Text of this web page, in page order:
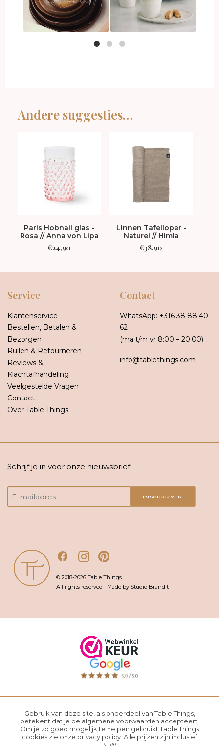
Andere suggesties…
Paris Hobnail glas -
Rosa // Anna von Lipa
€24,90
Linnen Tafelloper -
Naturel // Himla
€38,90
Service
Klantenservice
Bestellen, Betalen &
Bezorgen
Ruilen & Retourneren
Reviews &
Klachtafhandeling
Veelgestelde Vragen
Contact
Over Table Things
Contact
WhatsApp: +316 38 88 40
62
(ma t/m vr 8:00 – 20:00)
info@tablethings.com
Schrijf je in voor onze nieuwsbrief
INSCHRIJVEN
© 2018-2026 Table Things.
All rights reserved | Made by Studio Brandit
Gebruik van deze site, als onderdeel van Table Things,
betekent dat je de algemene voorwaarden accepteert.
Om je zo goed mogelijk te helpen gebruikt Table Things
cookies zie onze privacy policy . Alle prijzen zijn inclusief